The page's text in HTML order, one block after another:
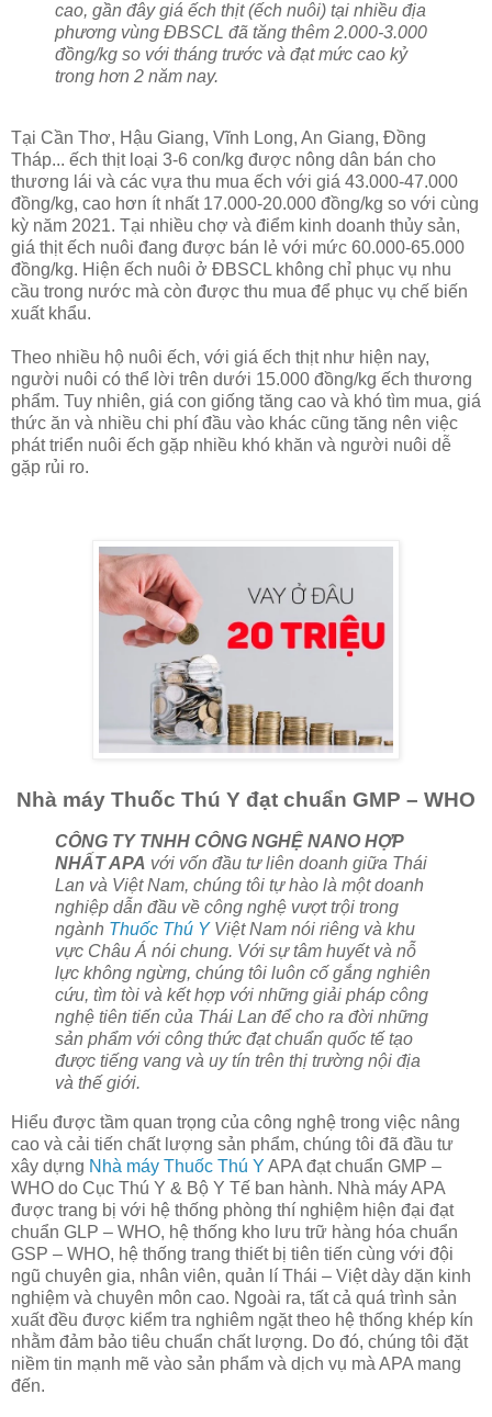
cao, gần đây giá ếch thịt (ếch nuôi) tại nhiều địa
phương vùng ĐBSCL đã tăng thêm 2.000-3.000
đồng/kg so với tháng trước và đạt mức cao kỷ
trong hơn 2 năm nay.
Tại Cần Thơ, Hậu Giang, Vĩnh Long, An Giang, Đồng
Tháp... ếch thịt loại 3-6 con/kg được nông dân bán cho
thương lái và các vựa thu mua ếch với giá 43.000-47.000
đồng/kg, cao hơn ít nhất 17.000-20.000 đồng/kg so với cùng
kỳ năm 2021. Tại nhiều chợ và điểm kinh doanh thủy sản,
giá thịt ếch nuôi đang được bán lẻ với mức 60.000-65.000
đồng/kg. Hiện ếch nuôi ở ĐBSCL không chỉ phục vụ nhu
cầu trong nước mà còn được thu mua để phục vụ chế biến
xuất khẩu.
Theo nhiều hộ nuôi ếch, với giá ếch thịt như hiện nay,
người nuôi có thể lời trên dưới 15.000 đồng/kg ếch thương
phẩm. Tuy nhiên, giá con giống tăng cao và khó tìm mua, giá
thức ăn và nhiều chi phí đầu vào khác cũng tăng nên việc
phát triển nuôi ếch gặp nhiều khó khăn và người nuôi dễ
gặp rủi ro.
Nhà máy Thuốc Thú Y đạt chuẩn GMP – WHO
CÔNG TY TNHH CÔNG NGHỆ NANO HỢP
NHẤT APA với vốn đầu tư liên doanh giữa Thái
Lan và Việt Nam, chúng tôi tự hào là một doanh
nghiệp dẫn đầu về công nghệ vượt trội trong
ngành Thuốc Thú YViệt Nam nói riêng và khu
vực Châu Á nói chung. Với sự tâm huyết và nỗ
lực không ngừng, chúng tôi luôn cố gắng nghiên
cứu, tìm tòi và kết hợp với những giải pháp công
nghệ tiên tiến của Thái Lan để cho ra đời những
sản phẩm với công thức đạt chuẩn quốc tế tạo
được tiếng vang và uy tín trên thị trường nội địa
và thế giới.
Hiểu được tầm quan trọng của công nghệ trong việc nâng
cao và cải tiến chất lượng sản phẩm, chúng tôi đã đầu tư
xây dựng Nhà máy Thuốc Thú Y APA đạt chuẩn GMP –
WHO do Cục Thú Y & Bộ Y Tế ban hành. Nhà máy APA
được trang bị với hệ thống phòng thí nghiệm hiện đại đạt
chuẩn GLP – WHO, hệ thống kho lưu trữ hàng hóa chuẩn
GSP – WHO, hệ thống trang thiết bị tiên tiến cùng với đội
ngũ chuyên gia, nhân viên, quản lí Thái – Việt dày dặn kinh
nghiệm và chuyên môn cao. Ngoài ra, tất cả quá trình sản
xuất đều được kiểm tra nghiêm ngặt theo hệ thống khép kín
nhằm đảm bảo tiêu chuẩn chất lượng. Do đó, chúng tôi đặt
niềm tin mạnh mẽ vào sản phẩm và dịch vụ mà APA mang
đến.